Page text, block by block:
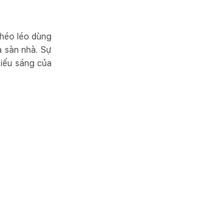
léo dùng
nhà. Sự
sáng của